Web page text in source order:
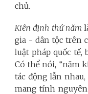
chủ.
Kiên định thứ năm
gia - dân tộc trên
luật pháp quốc tế,
Có thể nói, “năm
tác động lẫn
mang tính